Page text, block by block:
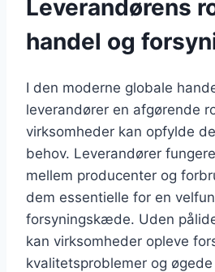
Leverandørens
handel og
I den moderne globale
leverandører en afgørende
virksomheder kan opfylde
behov. Leverandører
mellem producenter og
dem essentielle for en
forsyningskæde. Uden
kan virksomheder opleve
kvalitetsproblemer og